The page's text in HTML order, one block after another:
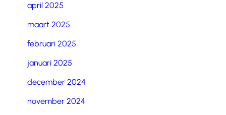
april 2025
maart 2025
februari 2025
januari 2025
december 2024
november 2024